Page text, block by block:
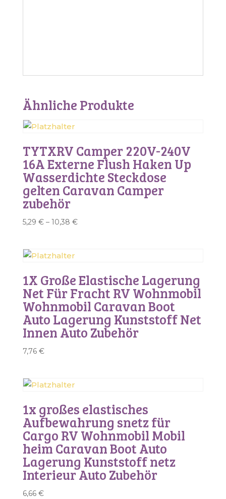
Ähnliche Produkte
TYTXRV Camper 220V-240V
16A Externe Flush Haken Up
Wasserdichte Steckdose
gelten Caravan Camper
zubehör
5,29 €– 10,38 €
1X Große Elastische Lagerung
Net Für Fracht RV Wohnmobil
Wohnmobil Caravan Boot
Auto Lagerung Kunststoff Net
Innen Auto Zubehör
7,76 €
1x großes elastisches
Aufbewahrung snetz für
Cargo RV Wohnmobil Mobil
heim Caravan Boot Auto
Lagerung Kunststoff netz
Interieur Auto Zubehör
6,66 €